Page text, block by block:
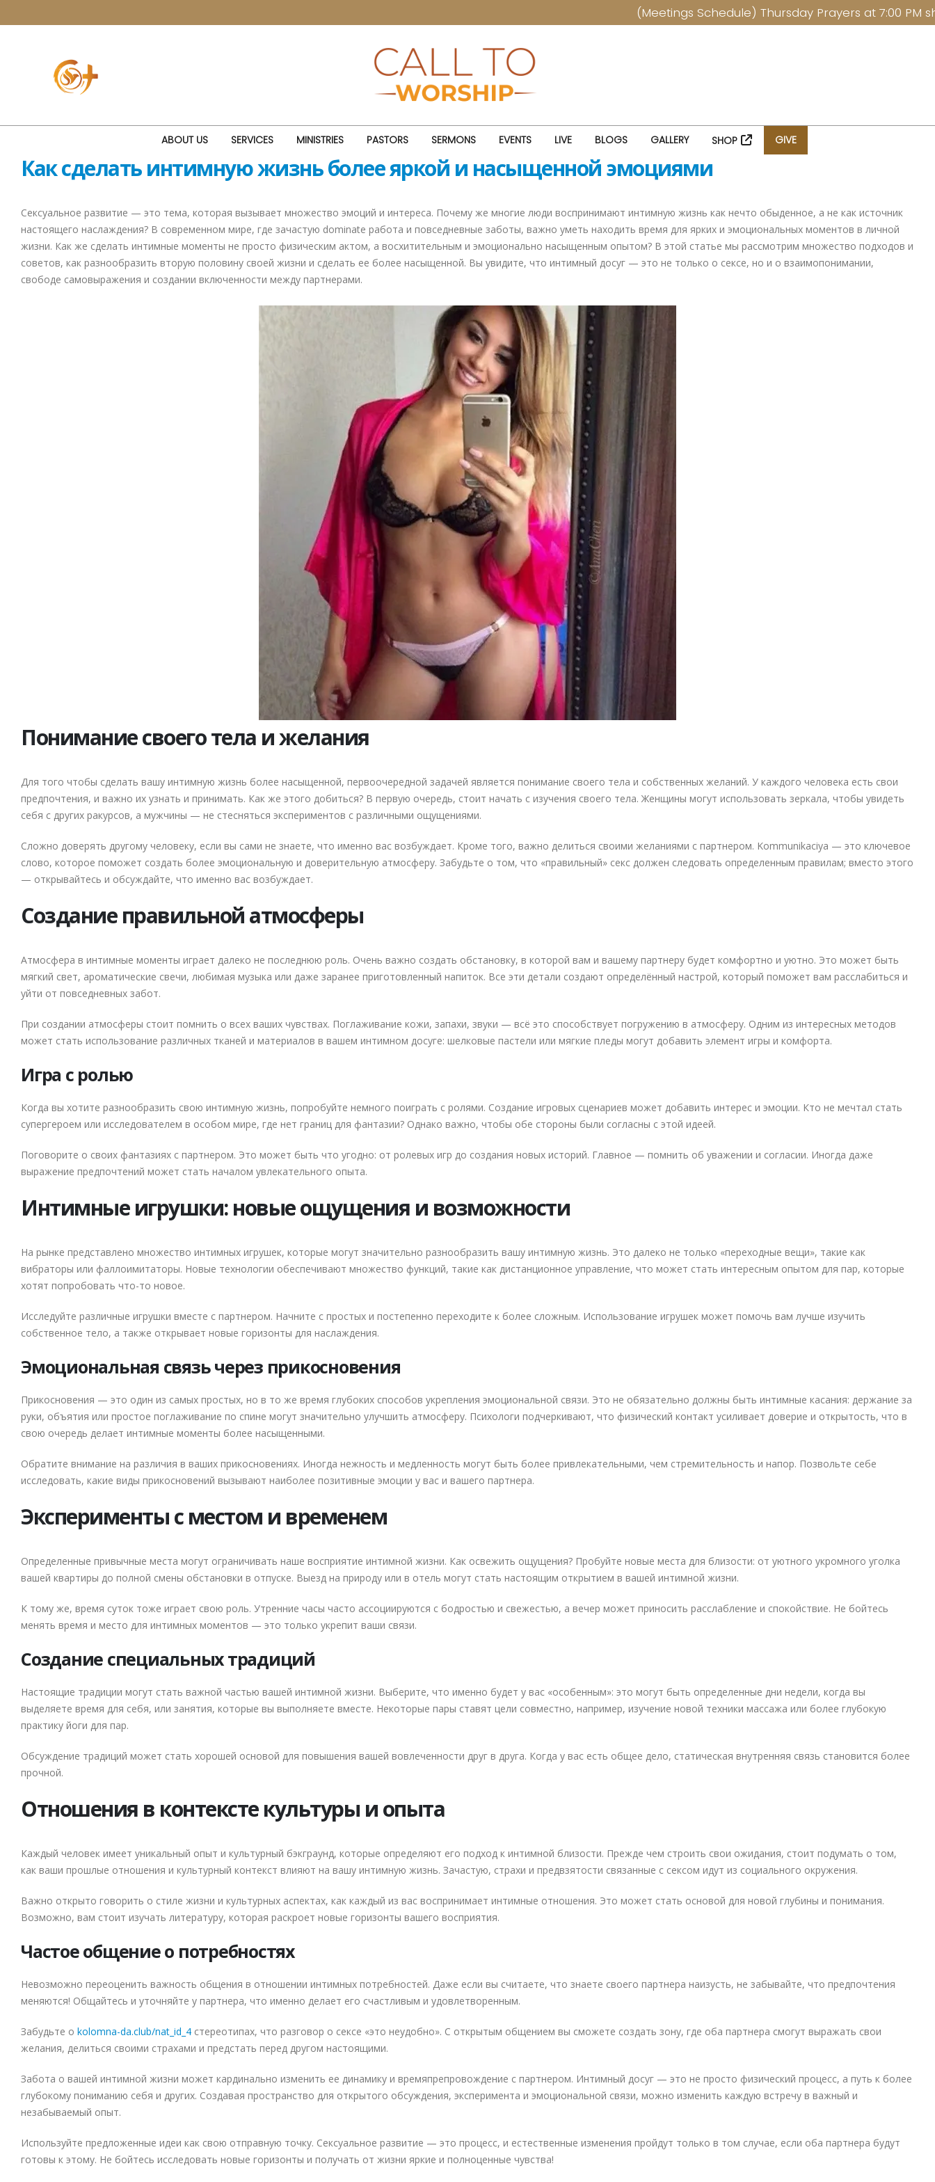
(Meetings Schedule) Thursday Prayers at 7:00 PM
ABOUT US SERVICES MINISTRIES PASTORS SERMONS EVENTS LIVE BLOGS GALLERY SHOP GIVE
Как сделать интимную жизнь более яркой и насыщенной эмоциями
Сексуальное развитие — это тема, которая вызывает множество эмоций и интереса. Почему же многие люди воспринимают интимную жизнь как нечто обыденное, а не как источник
настоящего наслаждения? В современном мире, где зачастую dominate работа и повседневные заботы, важно уметь находить время для ярких и эмоциональных моментов в личной
жизни. Как же сделать интимные моменты не просто физическим актом, а восхитительным и эмоционально насыщенным опытом? В этой статье мы рассмотрим множество подходов и
советов, как разнообразить вторую половину своей жизни и сделать ее более насыщенной. Вы увидите, что интимный досуг — это не только о сексе, но и о взаимопонимании,
свободе самовыражения и создании включенности между партнерами.
Понимание своего тела и желания
Для того чтобы сделать вашу интимную жизнь более насыщенной, первоочередной задачей является понимание своего тела и собственных желаний. У каждого человека есть свои
предпочтения, и важно их узнать и принимать. Как же этого добиться? В первую очередь, стоит начать с изучения своего тела. Женщины могут использовать зеркала, чтобы увидеть
себя с других ракурсов, а мужчины — не стесняться экспериментов с различными ощущениями.
Сложно доверять другому человеку, если вы сами не знаете, что именно вас возбуждает. Кроме того, важно делиться своими желаниями с партнером. Kommunikaciya — это ключевое
слово, которое поможет создать более эмоциональную и доверительную атмосферу. Забудьте о том, что «правильный» секс должен следовать определенным правилам; вместо этого
— открывайтесь и обсуждайте, что именно вас возбуждает.
Создание правильной атмосферы
Атмосфера в интимные моменты играет далеко не последнюю роль. Очень важно создать обстановку, в которой вам и вашему партнеру будет комфортно и уютно. Это может быть
мягкий свет, ароматические свечи, любимая музыка или даже заранее приготовленный напиток. Все эти детали создают определённый настрой, который поможет вам расслабиться и
уйти от повседневных забот.
При создании атмосферы стоит помнить о всех ваших чувствах. Поглаживание кожи, запахи, звуки — всё это способствует погружению в атмосферу. Одним из интересных методов
может стать использование различных тканей и материалов в вашем интимном досуге: шелковые пастели или мягкие пледы могут добавить элемент игры и комфорта.
Игра с ролью
Когда вы хотите разнообразить свою интимную жизнь, попробуйте немного поиграть с ролями. Создание игровых сценариев может добавить интерес и эмоции. Кто не мечтал стать
супергероем или исследователем в особом мире, где нет границ для фантазии? Однако важно, чтобы обе стороны были согласны с этой идеей.
Поговорите о своих фантазиях с партнером. Это может быть что угодно: от ролевых игр до создания новых историй. Главное — помнить об уважении и согласии. Иногда даже
выражение предпочтений может стать началом увлекательного опыта.
Интимные игрушки: новые ощущения и возможности
На рынке представлено множество интимных игрушек, которые могут значительно разнообразить вашу интимную жизнь. Это далеко не только «переходные вещи», такие как
вибраторы или фаллоимитаторы. Новые технологии обеспечивают множество функций, такие как дистанционное управление, что может стать интересным опытом для пар, которые
хотят попробовать что-то новое.
Исследуйте различные игрушки вместе с партнером. Начните с простых и постепенно переходите к более сложным. Использование игрушек может помочь вам лучше изучить
собственное тело, а также открывает новые горизонты для наслаждения.
Эмоциональная связь через прикосновения
Прикосновения — это один из самых простых, но в то же время глубоких способов укрепления эмоциональной связи. Это не обязательно должны быть интимные касания: держание за
руки, объятия или простое поглаживание по спине могут значительно улучшить атмосферу. Психологи подчеркивают, что физический контакт усиливает доверие и открытость, что в
свою очередь делает интимные моменты более насыщенными.
Обратите внимание на различия в ваших прикосновениях. Иногда нежность и медленность могут быть более привлекательными, чем стремительность и напор. Позвольте себе
исследовать, какие виды прикосновений вызывают наиболее позитивные эмоции у вас и вашего партнера.
Эксперименты с местом и временем
Определенные привычные места могут ограничивать наше восприятие интимной жизни. Как освежить ощущения? Пробуйте новые места для близости: от уютного укромного уголка
вашей квартиры до полной смены обстановки в отпуске. Выезд на природу или в отель могут стать настоящим открытием в вашей интимной жизни.
К тому же, время суток тоже играет свою роль. Утренние часы часто ассоциируются с бодростью и свежестью, а вечер может приносить расслабление и спокойствие. Не бойтесь
менять время и место для интимных моментов — это только укрепит ваши связи.
Создание специальных традиций
Настоящие традиции могут стать важной частью вашей интимной жизни. Выберите, что именно будет у вас «особенным»: это могут быть определенные дни недели, когда вы
выделяете время для себя, или занятия, которые вы выполняете вместе. Некоторые пары ставят цели совместно, например, изучение новой техники массажа или более глубокую
практику йоги для пар.
Обсуждение традиций может стать хорошей основой для повышения вашей вовлеченности друг в друга. Когда у вас есть общее дело, статическая внутренняя связь становится более
прочной.
Отношения в контексте культуры и опыта
Каждый человек имеет уникальный опыт и культурный бэкграунд, которые определяют его подход к интимной близости. Прежде чем строить свои ожидания, стоит подумать о том,
как ваши прошлые отношения и культурный контекст влияют на вашу интимную жизнь. Зачастую, страхи и предвзятости связанные с сексом идут из социального окружения.
Важно открыто говорить о стиле жизни и культурных аспектах, как каждый из вас воспринимает интимные отношения. Это может стать основой для новой глубины и понимания.
Возможно, вам стоит изучать литературу, которая раскроет новые горизонты вашего восприятия.
Частое общение о потребностях
Невозможно переоценить важность общения в отношении интимных потребностей. Даже если вы считаете, что знаете своего партнера наизусть, не забывайте, что предпочтения
меняются! Общайтесь и уточняйте у партнера, что именно делает его счастливым и удовлетворенным.
Забудьте о kolomna-da.club/nat_id_4 стереотипах, что разговор о сексе «это неудобно». С открытым общением вы сможете создать зону, где оба партнера смогут выражать свои
желания, делиться своими страхами и предстать перед другом настоящими.
Забота о вашей интимной жизни может кардинально изменить ее динамику и времяпрепровождение с партнером. Интимный досуг — это не просто физический процесс, а путь к более
глубокому пониманию себя и других. Создавая пространство для открытого обсуждения, эксперимента и эмоциональной связи, можно изменить каждую встречу в важный и
незабываемый опыт.
Используйте предложенные идеи как свою отправную точку. Сексуальное развитие — это процесс, и естественные изменения пройдут только в том случае, если оба партнера будут
готовы к этому. Не бойтесь исследовать новые горизонты и получать от жизни яркие и полноценные чувства!